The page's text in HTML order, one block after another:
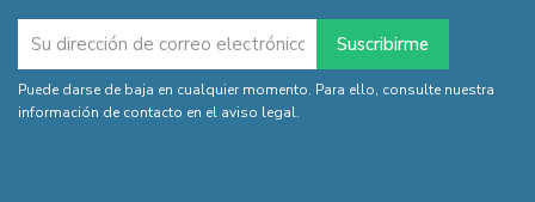
Puede darse de baja en cualquier momento. Para ello, consulte nuestra
información de contacto en el aviso legal.